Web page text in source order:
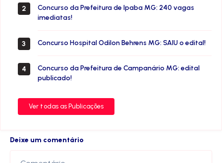
2
Concurso da Prefeitura de Ipaba MG: 240 vagas
imediatas!
3 Concurso Hospital Odilon Behrens MG: SAIU o edital!
4
Concurso da Prefeitura de Campanário MG: edital
publicado!
Ver todas as Publicações
Deixe um comentário